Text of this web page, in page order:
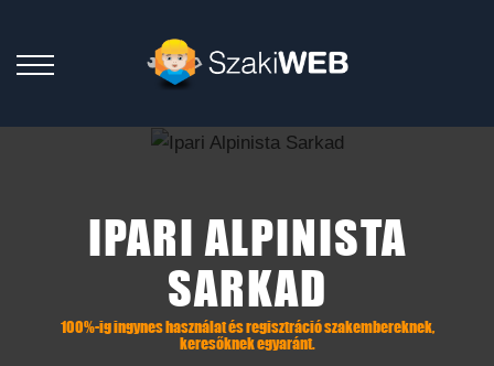
IPARI ALPINISTA
SARKAD
100%-ig ingynes használat és regisztráció szakembereknek,
keresőknek egyaránt.